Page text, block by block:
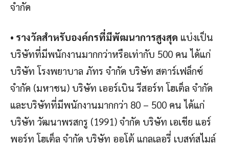
จำกัด
• รางวัลสำหรับองค์กรที่มีพัฒนาการสูงสุด แบ่งเป็น
บริษัทที่มีพนักงานมากกว่าหรือเท่ากับ 500 คน ได้แก่
บริษัท โรงพยาบาล ภัทร จำกัด บริษัท สตาร์เฟล็กซ์
จำกัด (มหาชน) บริษัท เออร์เบิน รีสอร์ท โฮเต็ล จำกัด
และบริษัทที่มีพนักงานมากกว่า 80 – 500 คน ได้แก่
บริษัท วัฒนาพรสกรู (1991) จำกัด บริษัท เอเชีย แอร์
พอร์ท โฮเต็ล จำกัด บริษัท ออโต้ แกลเลอรี่ เบสท์สไมล์